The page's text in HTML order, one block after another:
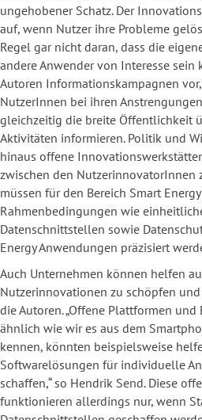
ungehobener Schatz. Der
auf, wenn Nutzer ihre Probleme
Regel gar nicht daran, dass die
andere Anwender von Interesse sein
Autoren Informationskampagnen
NutzerInnen bei ihren
gleichzeitig die breite Öffentlichkeit
Aktivitäten informieren. Politik und
hinaus offene
zwischen den NutzerinnovatorInnen
müssen für den Bereich Smart
Rahmenbedingungen wie
Datenschnittstellen sowie
Energy Anwendungen präzisiert
Auch Unternehmen können helfen
Nutzerinnovationen zu schöpfen
die Autoren. „Offene Plattformen
ähnlich wie wir es aus dem
kennen, könnten beispielsweise
Softwarelösungen für individuelle
schaffen,“ so Hendrik Send. Diese
funktionieren allerdings nur, wenn